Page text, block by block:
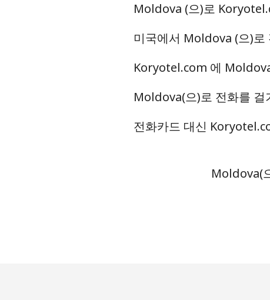
Moldova (으)로
미국에서 Moldova (으)
Koryotel.com 에
Moldova(으)로 전화를 걸
전화카드 대신
Moldova(